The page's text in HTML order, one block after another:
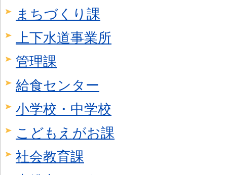
まちづくり課
上下水道事業所
管理課
給食センター
小学校・中学校
こどもえがお課
社会教育課